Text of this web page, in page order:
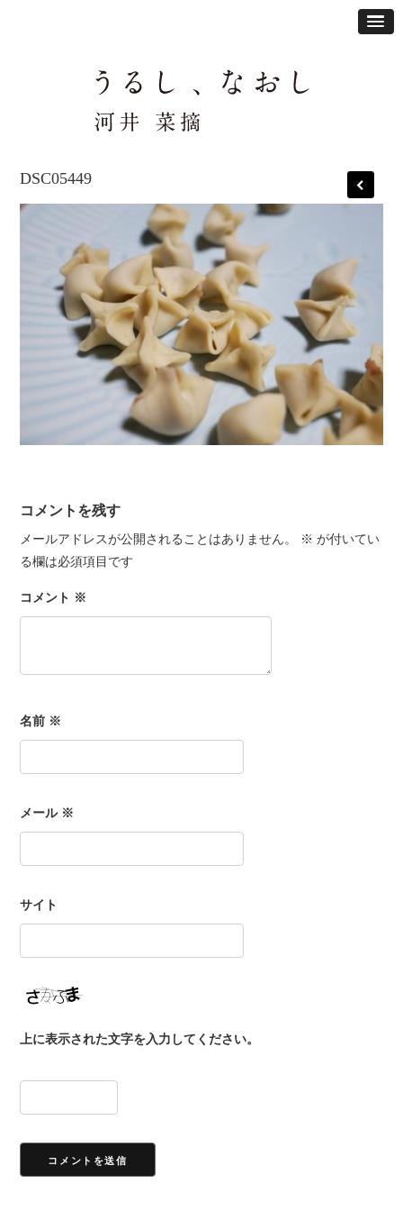
DSC05449
コメントを残す
メールアドレスが公開されることはありません。 ※ が付いてい
る欄は必須項目です
コメント ※
名前 ※
メール ※
サイト
上に表示された文字を入力してください。